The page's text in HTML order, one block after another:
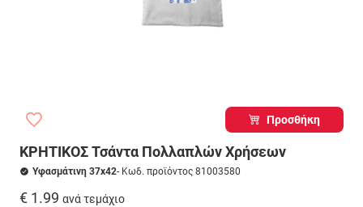
Προσθήκη
ΚΡΗΤΙΚΟΣ Τσάντα Πολλαπλών Χρήσεων
Υφασμάτινη 37x42- Κωδ. προϊόντος 81003580
€ 1.99 ανά τεμάχιο